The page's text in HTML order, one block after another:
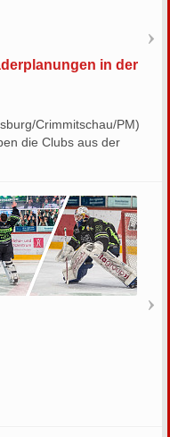
in der
Crimmitschau/PM)
die Clubs aus der